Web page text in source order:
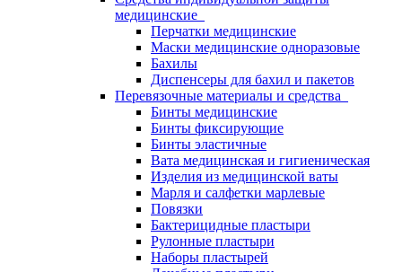
медицинские
Перчатки медицинские
Маски медицинские одноразовые
Бахилы
Диспенсеры для бахил и пакетов
Перевязочные материалы и средства
Бинты медицинские
Бинты фиксирующие
Бинты эластичные
Вата медицинская и гигиеническая
Изделия из медицинской ваты
Марля и салфетки марлевые
Повязки
Бактерицидные пластыри
Рулонные пластыри
Наборы пластырей